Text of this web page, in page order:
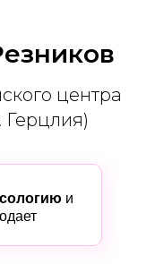
центра
Герцлия)
и